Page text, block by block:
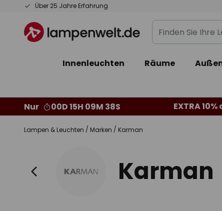
Über 25 Jahre Erfahrung
Zum
springen
Finden
Sie
Leuchte...
Innenleuchten Räume
Nur
00D 15H 09M 36S EXTRA
Lampen & Leuchten Marken Karman
Karman